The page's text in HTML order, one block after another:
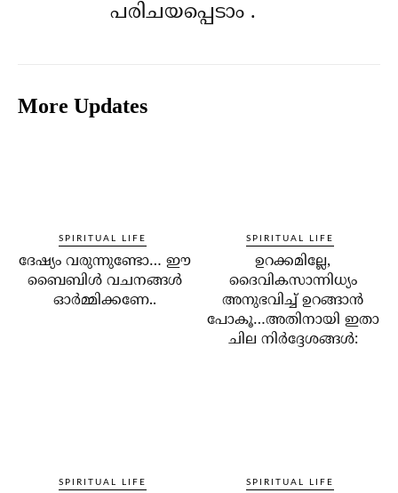
പരിചയപ്പെടാം .
More Updates
SPIRITUAL LIFE
ദേഷ്യം വരുന്നുണ്ടോ… ഈ
ബൈബിള്‍ വചനങ്ങള്‍
ഓര്‍മ്മിക്കണേ..
SPIRITUAL LIFE
ഉറക്കമില്ലേ,
ദൈവികസാന്നിധ്യം
അനുഭവിച്ച് ഉറങ്ങാന്‍
പോകൂ…അതിനായി ഇതാ
ചില നിര്‍ദ്ദേശങ്ങള്‍:
SPIRITUAL LIFE SPIRITUAL LIFE